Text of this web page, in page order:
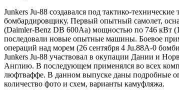
Junkers Ju-88 создавался под тактико-
бомбардировщику. Первый опытный самолет,
(Daimler-Benz DB 600Aa) мощностью по 746 кВт
последовали новые опытные машины. Боевое
операций над морем (26 сентября 4 Ju.88A-0
Junkers Ju-88 участвовал в окупации Дании и
Англию. В последующем применялся во всех
люфтваффе. В данном выпуске даны подробные
количество фото и схем, варианты камуфляжа.